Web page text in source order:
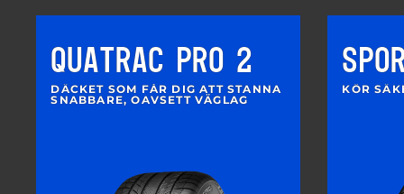
QUATRAC PRO 2
DÄCKET SOM FÅR DIG ATT STANNA
SNABBARE, OAVSETT VÄGLAG
KÖR